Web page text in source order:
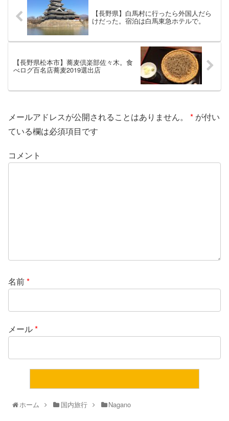
【長野県】白馬村に行ったら外国人だら
けだった。宿泊は白馬東急ホテルで。
【長野県松本市】蕎麦倶楽部佐々木。食
べログ百名店蕎麦2019選出店
メールアドレスが公開されることはありません。 * が付い
ている欄は必須項目です
コメント
名前*
メール*
ホーム 国内旅行 Nagano